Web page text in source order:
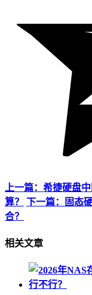
上一篇：希捷硬盘
算？
下一篇：固态
合？
相关文章